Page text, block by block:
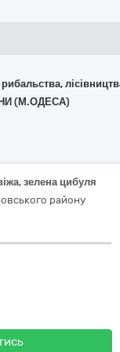
(М.ОДЕСА)
зелена цибуля
району